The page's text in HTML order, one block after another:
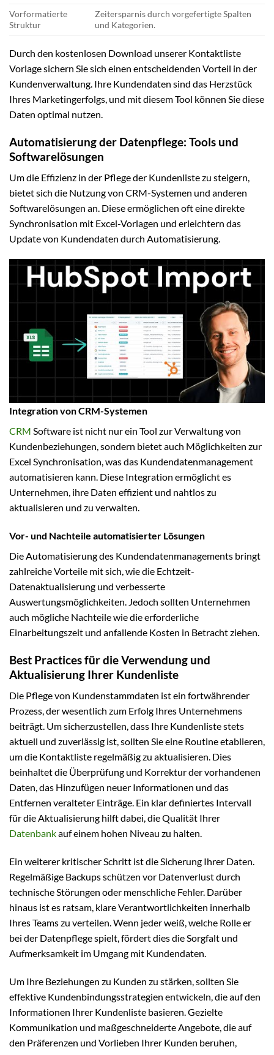
Vorformatierte
Struktur
Zeitersparnis durch vorgefertigte Spalten
und Kategorien.
Durch den kostenlosen Download unserer Kontaktliste
Vorlage sichern Sie sich einen entscheidenden Vorteil in der
Kundenverwaltung. Ihre Kundendaten sind das Herzstück
Ihres Marketingerfolgs, und mit diesem Tool können Sie diese
Daten optimal nutzen.
Automatisierung der Datenpflege: Tools und
Softwarelösungen
Um die Effizienz in der Pflege der Kundenliste zu steigern,
bietet sich die Nutzung von CRM-Systemen und anderen
Softwarelösungen an. Diese ermöglichen oft eine direkte
Synchronisation mit Excel-Vorlagen und erleichtern das
Update von Kundendaten durch Automatisierung.
Integration von CRM-Systemen
CRM Software ist nicht nur ein Tool zur Verwaltung von
Kundenbeziehungen, sondern bietet auch Möglichkeiten zur
Excel Synchronisation, was das Kundendatenmanagement
automatisieren kann. Diese Integration ermöglicht es
Unternehmen, ihre Daten effizient und nahtlos zu
aktualisieren und zu verwalten.
Vor- und Nachteile automatisierter Lösungen
Die Automatisierung des Kundendatenmanagements bringt
zahlreiche Vorteile mit sich, wie die Echtzeit-
Datenaktualisierung und verbesserte
Auswertungsmöglichkeiten. Jedoch sollten Unternehmen
auch mögliche Nachteile wie die erforderliche
Einarbeitungszeit und anfallende Kosten in Betracht ziehen.
Best Practices für die Verwendung und
Aktualisierung Ihrer Kundenliste
Die Pflege von Kundenstammdaten ist ein fortwährender
Prozess, der wesentlich zum Erfolg Ihres Unternehmens
beiträgt. Um sicherzustellen, dass Ihre Kundenliste stets
aktuell und zuverlässig ist, sollten Sie eine Routine etablieren,
um die Kontaktliste regelmäßig zu aktualisieren. Dies
beinhaltet die Überprüfung und Korrektur der vorhandenen
Daten, das Hinzufügen neuer Informationen und das
Entfernen veralteter Einträge. Ein klar definiertes Intervall
für die Aktualisierung hilft dabei, die Qualität Ihrer
Datenbankauf einem hohen Niveau zu halten.
Ein weiterer kritischer Schritt ist die Sicherung Ihrer Daten.
Regelmäßige Backups schützen vor Datenverlust durch
technische Störungen oder menschliche Fehler. Darüber
hinaus ist es ratsam, klare Verantwortlichkeiten innerhalb
Ihres Teams zu verteilen. Wenn jeder weiß, welche Rolle er
bei der Datenpflege spielt, fördert dies die Sorgfalt und
Aufmerksamkeit im Umgang mit Kundendaten.
Um Ihre Beziehungen zu Kunden zu stärken, sollten Sie
effektive Kundenbindungsstrategien entwickeln, die auf den
Informationen Ihrer Kundenliste basieren. Gezielte
Kommunikation und maßgeschneiderte Angebote, die auf
den Präferenzen und Vorlieben Ihrer Kunden beruhen,